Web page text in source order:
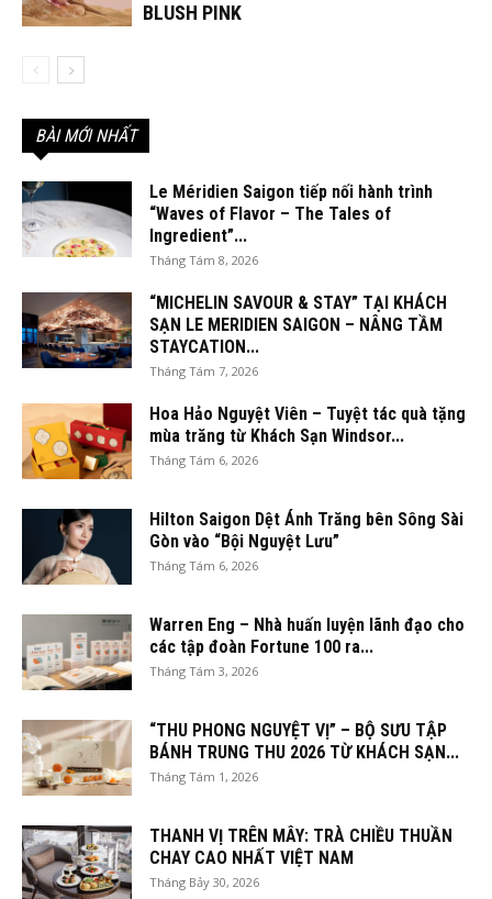
BLUSH PINK
BÀI MỚI NHẤT
Le Méridien Saigon tiếp nối hành trình
“Waves of Flavor – The Tales of
Ingredient”...
Tháng Tám 8, 2026
“MICHELIN SAVOUR & STAY” TẠI KHÁCH
SẠN LE MERIDIEN SAIGON – NÂNG TẦM
STAYCATION...
Tháng Tám 7, 2026
Hoa Hảo Nguyệt Viên – Tuyệt tác quà tặng
mùa trăng từ Khách Sạn Windsor...
Tháng Tám 6, 2026
Hilton Saigon Dệt Ánh Trăng bên Sông Sài
Gòn vào “Bội Nguyệt Lưu”
Tháng Tám 6, 2026
Warren Eng – Nhà huấn luyện lãnh đạo cho
các tập đoàn Fortune 100 ra...
Tháng Tám 3, 2026
“THU PHONG NGUYỆT VỊ” – BỘ SƯU TẬP
BÁNH TRUNG THU 2026 TỪ KHÁCH SẠN...
Tháng Tám 1, 2026
THANH VỊ TRÊN MÂY: TRÀ CHIỀU THUẦN
CHAY CAO NHẤT VIỆT NAM
Tháng Bảy 30, 2026